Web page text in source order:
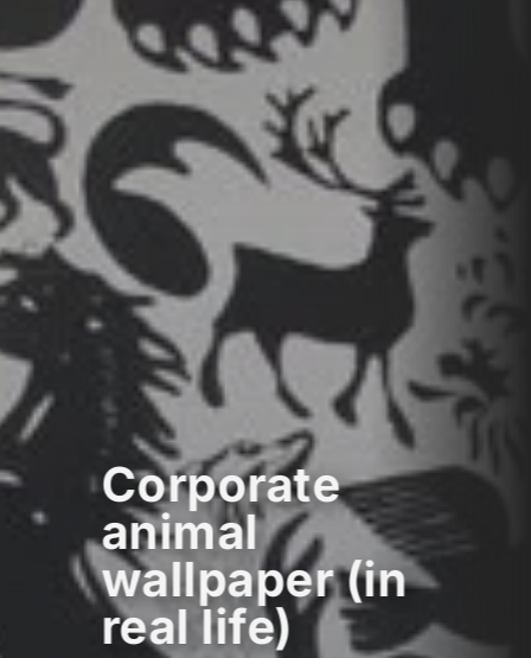
Corporate
animal
wallpaper (in
real life)